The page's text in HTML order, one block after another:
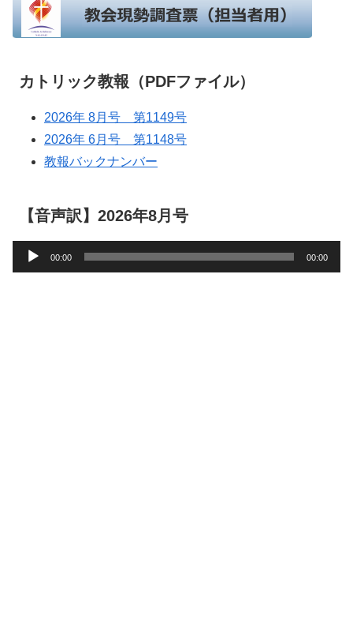
カトリック教報（PDFファイル）
2026年 8月号 第1149号
2026年 6月号 第1148号
教報バックナンバー
【音声訳】2026年8月号
声
00:00 00:00